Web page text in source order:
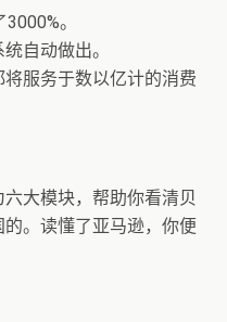
。
自动做出。
服务于数以亿计的消费
大模块，帮助你看清贝
。读懂了亚马逊，你便